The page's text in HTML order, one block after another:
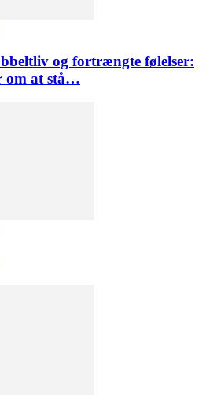
og fortrængte følelser:
om at stå…